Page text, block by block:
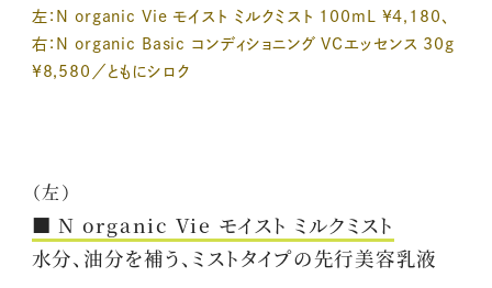
左：N organic Vie モイスト ミルクミスト 100mL ¥4,180、
右：N organic Basic コンディショニング VCエッセンス 30g
¥8,580／ともにシロク
（左）
■ N organic Vie モイスト ミルクミスト
水分、油分を補う、ミストタイプの先行美容乳液